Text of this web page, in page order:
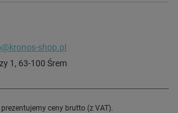
shop.pl
1 , 63-100 Śrem
ceny brutto (z VAT).